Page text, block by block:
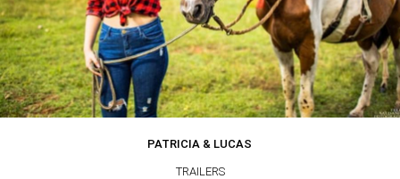
PATRICIA & LUCAS
TRAILERS